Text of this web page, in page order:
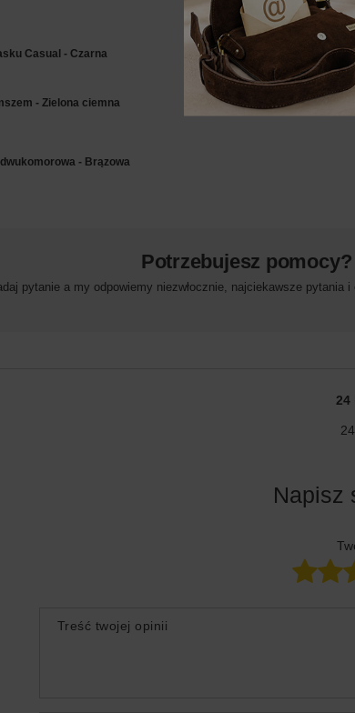
Casual - Czarna
- Zielona ciemna
- Brązowa
Potrzebujesz
pytanie a my odpowiemy niezwłocznie, najciekawsze pytania
24
Napisz
Treść twojej opinii